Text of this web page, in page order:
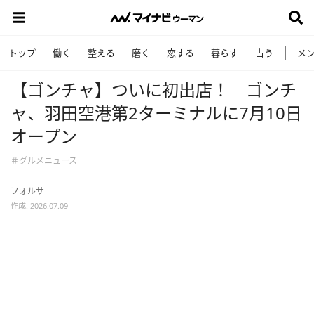
トップ 働く 整える 磨く 恋する 暮らす 占う メ
【ゴンチャ】ついに初出店！ ゴンチ
ャ、羽田空港第2ターミナルに7月10日
オープン
＃グルメニュース
フォルサ
作成: 2026.07.09